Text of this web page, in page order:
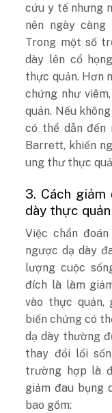
cứu y tế nhưng
nên ngày
Trong một số
dày lên cổ
thực quản. Hơn
chứng như
quản. Nếu
có thể dẫn đến
Barrett, khiến
ung thư thực
3. Cách
dày thực quản
Việc chẩn
ngược dạ dày
lượng cuộc
đích là làm
vào thực quản,
biến chứng có
dạ dày thường
thay đổi lối
trường hợp là
giảm đau bụng
bao gồm: